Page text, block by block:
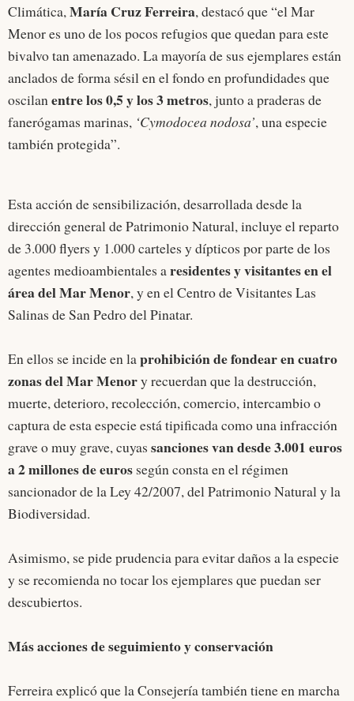
Climática,María Cruz Ferreira, destacó que “el Mar
Menor es uno de los pocos refugios que quedan para este
bivalvo tan amenazado. La mayoría de sus ejemplares están
anclados de forma sésil en el fondo en profundidades que
oscilanentre los 0,5 y los 3 metros, junto a praderas de
fanerógamas marinas, ‘Cymodocea nodosa’, una especie
también protegida”.
Esta acción de sensibilización, desarrollada desde la
dirección general de Patrimonio Natural, incluye el reparto
de 3.000 flyers y 1.000 carteles y dípticos por parte de los
agentes medioambientales aresidentes y visitantes en el
área del Mar Menor, y en el Centro de Visitantes Las
Salinas de San Pedro del Pinatar.
En ellos se incide en laprohibición de fondear en cuatro
zonas del Mar Menory recuerdan que la destrucción,
muerte, deterioro, recolección, comercio, intercambio o
captura de esta especie está tipificada como una infracción
grave o muy grave, cuyas sanciones van desde 3.001 euros
a 2 millones de euros según consta en el régimen
sancionador de la Ley 42/2007, del Patrimonio Natural y la
Biodiversidad.
Asimismo, se pide prudencia para evitar daños a la especie
y se recomienda no tocar los ejemplares que puedan ser
descubiertos.
Más acciones de seguimiento y conservación
Ferreira explicó que la Consejería también tiene en marcha